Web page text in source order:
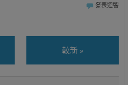
發表迴響
較新 »